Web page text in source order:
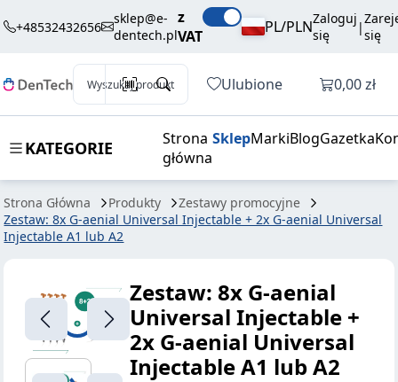
+48532432656
sklep@e-
dentech.pl
z
VAT
PL/PLNZaloguj
się
|się
Wyszukaj produkt Ulubione Otwórz
0,00 zł
KATEGORIE
Strona
główna
SklepMarkiBlogGazetka
Strona Główna Produkty
Zestawy promocyjne
Zestaw: 8x G-aenial Universal Injectable + 2x G-aenial Universal
Injectable A1 lub A2
Zestaw: 8x G-aenial
Universal Injectable +
2x G-aenial Universal
Injectable A1 lub A2